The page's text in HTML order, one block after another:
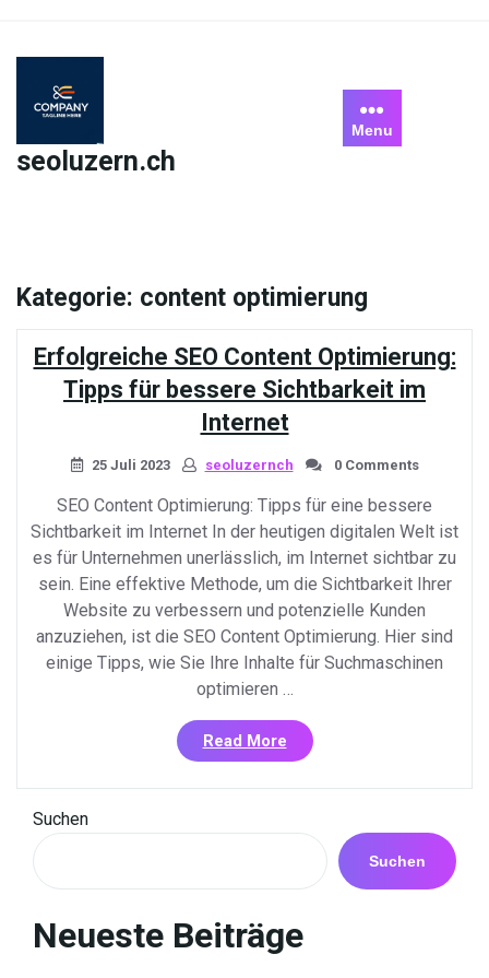
content
seoluzern.ch
Menu
Kategorie: content optimierung
Erfolgreiche SEO Content Optimierung:
Tipps für bessere Sichtbarkeit im
Internet
25 Juli 2023 seoluzernch 0 Comments
SEO Content Optimierung: Tipps für eine bessere
Sichtbarkeit im Internet In der heutigen digitalen Welt ist
es für Unternehmen unerlässlich, im Internet sichtbar zu
sein. Eine effektive Methode, um die Sichtbarkeit Ihrer
Website zu verbessern und potenzielle Kunden
anzuziehen, ist die SEO Content Optimierung. Hier sind
einige Tipps, wie Sie Ihre Inhalte für Suchmaschinen
optimieren …
Read More«Erfolgreiche
SEO
Content
Tipps
bessere
im
Suchen
Suchen
Neueste Beiträge